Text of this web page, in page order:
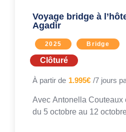
Voyage bridge à
Agadir
2025 Bridge
Clôturé
À partir de 1.995€ /7 jours
Avec Antonella Couteaux
du 5 octobre au 12